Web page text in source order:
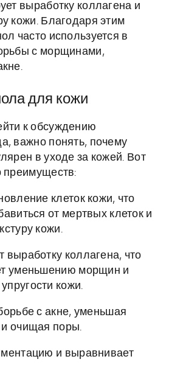
выработку коллагена и
кожи. Благодаря этим
часто используется в
с морщинами,
для кожи
к обсуждению
важно понять, почему
в уходе за кожей. Вот
преимуществ:
клеток кожи, что
от мертвых клеток и
кожи.
выработку коллагена, что
уменьшению морщин и
кожи.
с акне, уменьшая
очищая поры.
и выравнивает